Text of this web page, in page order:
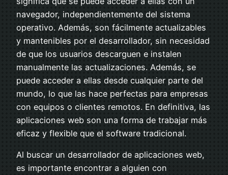
navegador, independientemente del sistema
operativo. Además, son fácilmente actualizables
y mantenibles por el desarrollador, sin necesidad
de que los usuarios descarguen e instalen
manualmente las actualizaciones. Además, se
puede acceder a ellas desde cualquier parte del
mundo, lo que las hace perfectas para empresas
con equipos o clientes remotos. En definitiva, las
aplicaciones web son una forma de trabajar más
eficaz y flexible que el software tradicional.
Al buscar un desarrollador de aplicaciones web,
es importante encontrar a alguien con